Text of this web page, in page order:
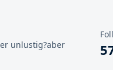
unlustig?aber